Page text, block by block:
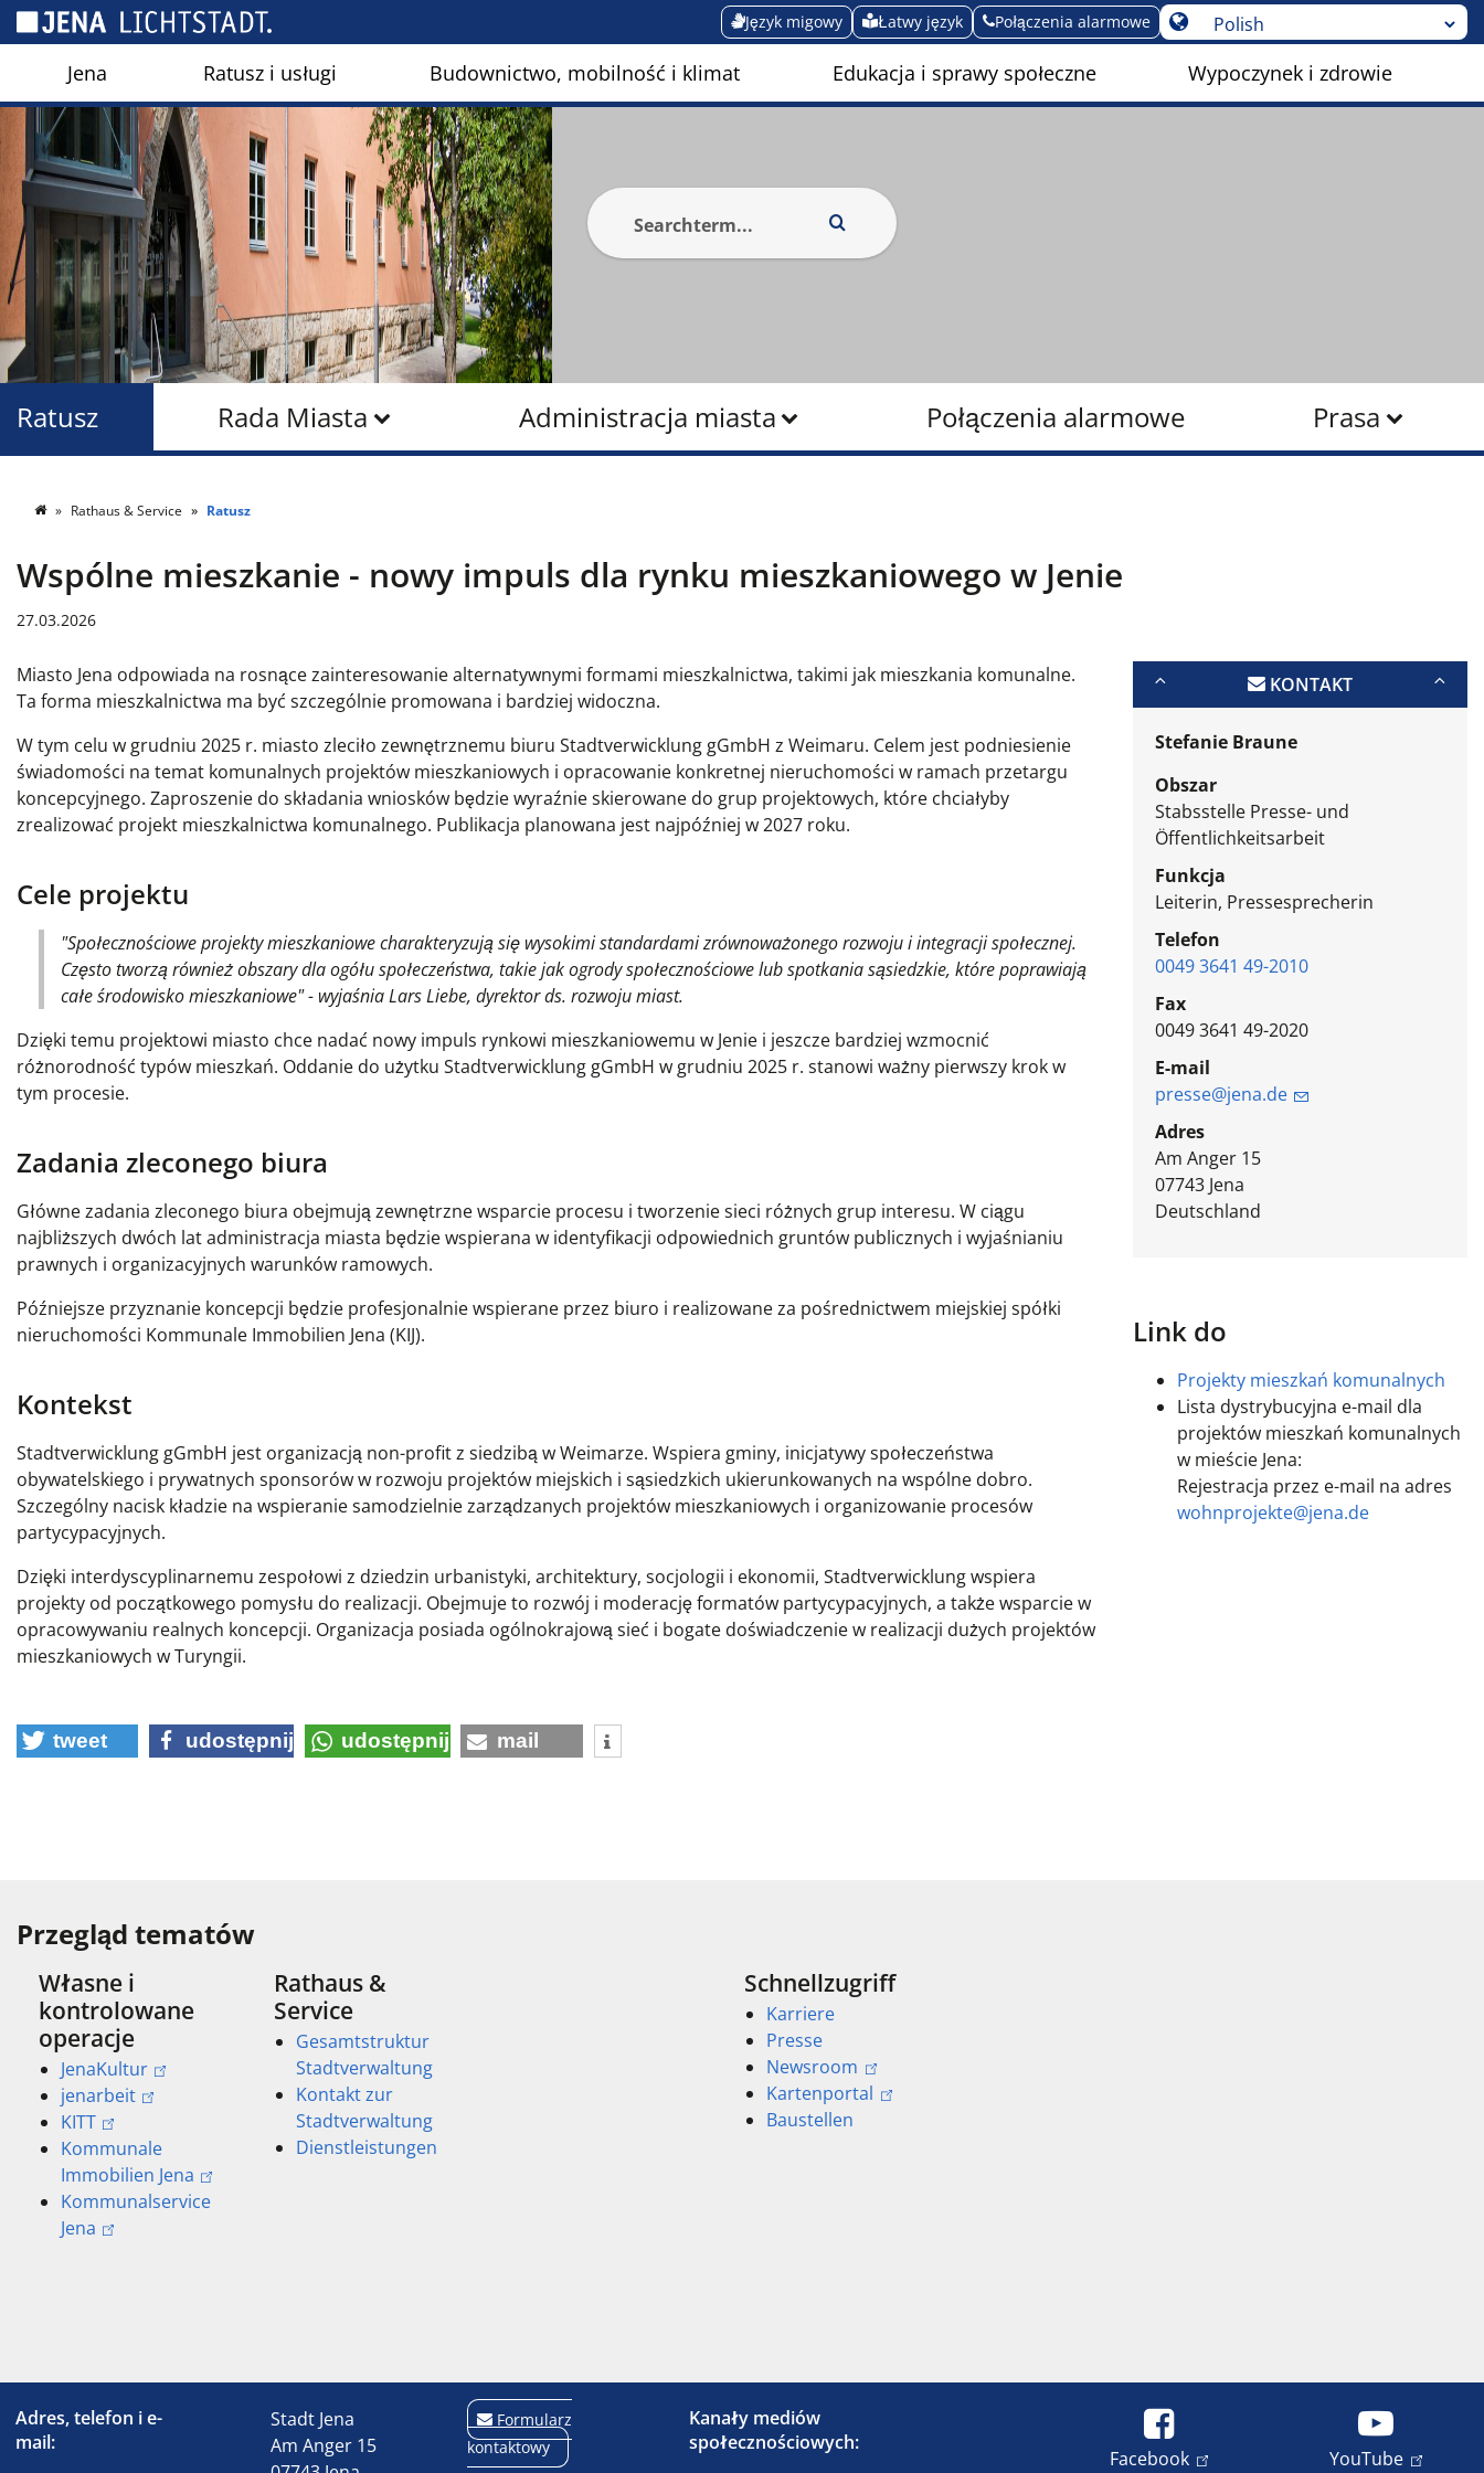
Język migowy Łatwy język Połączenia alarmowe
Jena Ratusz i usługi Budownictwo, mobilność i klimat Edukacja i sprawy społeczne Wypoczynek i zdrowie
Rada Miasta Administracja miasta Połączenia alarmowe Prasa
Ratusz
Rathaus & Service Ratusz
Wspólne mieszkanie - nowy impuls dla rynku mieszkaniowego w Jenie
27.03.2026
Miasto Jena odpowiada na rosnące zainteresowanie alternatywnymi formami mieszkalnictwa, takimi jak mieszkania komunalne.
Ta forma mieszkalnictwa ma być szczególnie promowana i bardziej widoczna.
W tym celu w grudniu 2025 r. miasto zleciło zewnętrznemu biuru Stadtverwicklung gGmbH z Weimaru. Celem jest podniesienie
świadomości na temat komunalnych projektów mieszkaniowych i opracowanie konkretnej nieruchomości w ramach przetargu
koncepcyjnego. Zaproszenie do składania wniosków będzie wyraźnie skierowane do grup projektowych, które chciałyby
zrealizować projekt mieszkalnictwa komunalnego. Publikacja planowana jest najpóźniej w 2027 roku.
Cele projektu
"Społecznościowe projekty mieszkaniowe charakteryzują się wysokimi standardami zrównoważonego rozwoju i integracji społecznej.
Często tworzą również obszary dla ogółu społeczeństwa, takie jak ogrody społecznościowe lub spotkania sąsiedzkie, które poprawiają
całe środowisko mieszkaniowe" - wyjaśnia Lars Liebe, dyrektor ds. rozwoju miast.
Dzięki temu projektowi miasto chce nadać nowy impuls rynkowi mieszkaniowemu w Jenie i jeszcze bardziej wzmocnić
różnorodność typów mieszkań. Oddanie do użytku Stadtverwicklung gGmbH w grudniu 2025 r. stanowi ważny pierwszy krok w
tym procesie.
Zadania zleconego biura
Główne zadania zleconego biura obejmują zewnętrzne wsparcie procesu i tworzenie sieci różnych grup interesu. W ciągu
najbliższych dwóch lat administracja miasta będzie wspierana w identyfikacji odpowiednich gruntów publicznych i wyjaśnianiu
prawnych i organizacyjnych warunków ramowych.
Późniejsze przyznanie koncepcji będzie profesjonalnie wspierane przez biuro i realizowane za pośrednictwem miejskiej spółki
nieruchomości Kommunale Immobilien Jena (KIJ).
Kontekst
Stadtverwicklung gGmbH jest organizacją non-profit z siedzibą w Weimarze. Wspiera gminy, inicjatywy społeczeństwa
obywatelskiego i prywatnych sponsorów w rozwoju projektów miejskich i sąsiedzkich ukierunkowanych na wspólne dobro.
Szczególny nacisk kładzie na wspieranie samodzielnie zarządzanych projektów mieszkaniowych i organizowanie procesów
partycypacyjnych.
Dzięki interdyscyplinarnemu zespołowi z dziedzin urbanistyki, architektury, socjologii i ekonomii, Stadtverwicklung wspiera
projekty od początkowego pomysłu do realizacji. Obejmuje to rozwój i moderację formatów partycypacyjnych, a także wsparcie w
opracowywaniu realnych koncepcji. Organizacja posiada ogólnokrajową sieć i bogate doświadczenie w realizacji dużych projektów
mieszkaniowych w Turyngii.
KONTAKT
Stefanie Braune
Obszar
Stabsstelle Presse- und
Öffentlichkeitsarbeit
Funkcja
Leiterin, Pressesprecherin
Telefon
0049 3641 49-2010
Fax
0049 3641 49-2020
E-mail
presse@jena.de
Adres
Am Anger 15
07743 Jena
Deutschland
Link do
Projekty mieszkań komunalnych
Lista dystrybucyjna e-mail dla
projektów mieszkań komunalnych
w mieście Jena:
Rejestracja przez e-mail na adres
wohnprojekte@jena.de
tweet udostępnij udostępnij mail
Przegląd tematów
Własne i
kontrolowane
operacje
JenaKultur
jenarbeit
KITT
Kommunale
Immobilien Jena
Kommunalservice
Jena
Rathaus &
Service
Gesamtstruktur
Stadtverwaltung
Kontakt zur
Stadtverwaltung
Dienstleistungen
Schnellzugriff
Karriere
Presse
Newsroom
Kartenportal
Baustellen
Adres, telefon i e-
mail:
Stadt Jena
Am Anger 15
Formularz
kontaktowy
Kanały mediów
społecznościowych:
Facebook YouTube
Panel zarządzania plikami cookies